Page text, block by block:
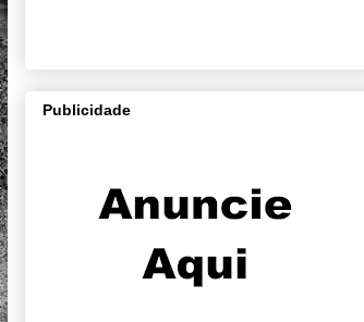
Publicidade